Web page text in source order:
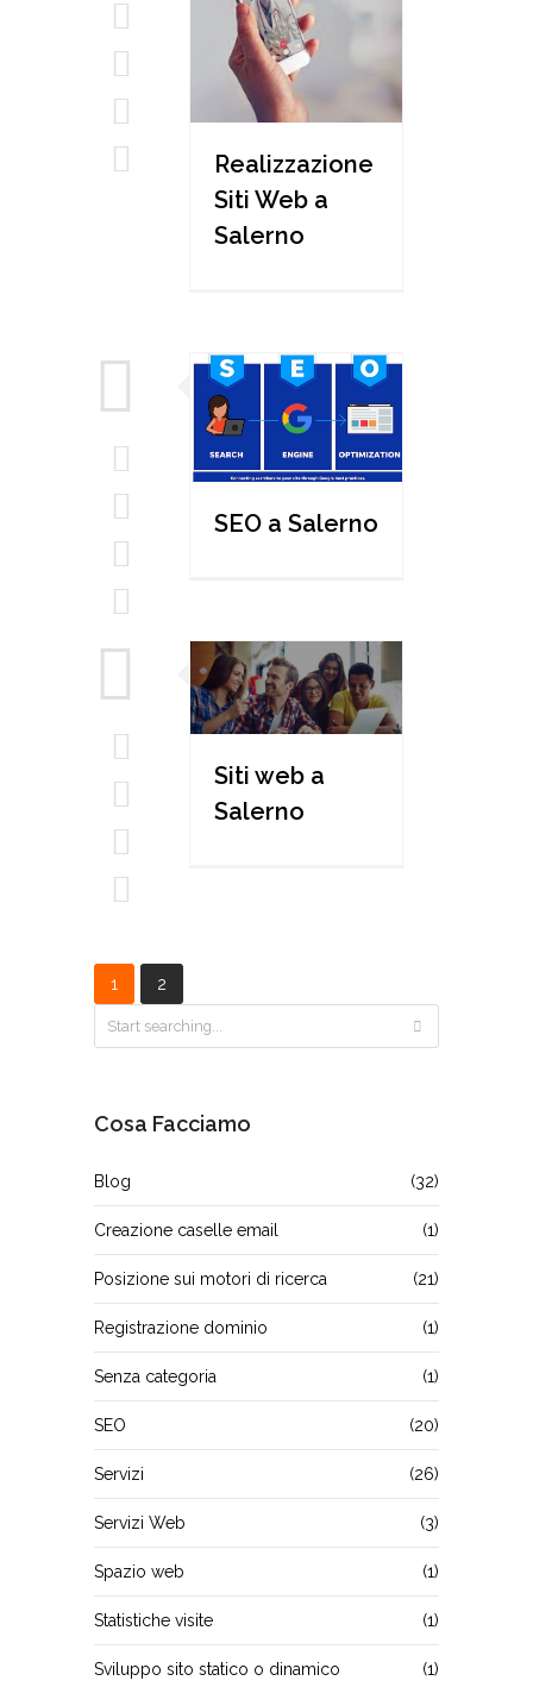
Realizzazione
Siti Web a
Salerno
SEO a Salerno
Siti web a
Salerno
1 2
Cosa Facciamo
Blog (32)
Creazione caselle email (1)
Posizione sui motori di ricerca (21)
Registrazione dominio (1)
Senza categoria (1)
SEO (20)
Servizi (26)
Servizi Web (3)
Spazio web (1)
Statistiche visite (1)
Sviluppo sito statico o dinamico (1)